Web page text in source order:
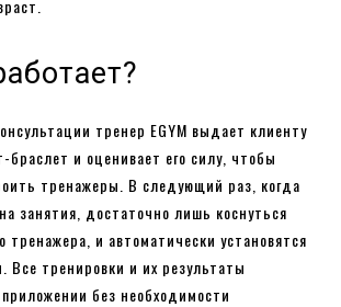
тренер EGYM выдает клиенту
браслет и оценивает его силу, чтобы
тренажеры. В следующий раз, когда
занятия, достаточно лишь коснуться
тренажера, и автоматически установятся
Все тренировки и их результаты
без необходимости